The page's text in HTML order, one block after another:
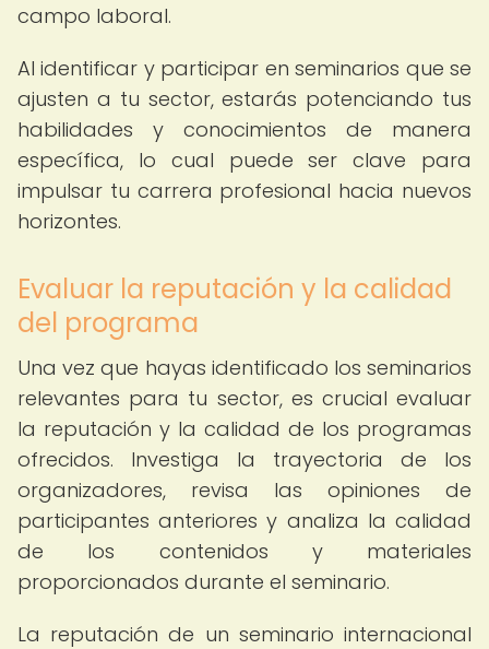
campo laboral.
Al identificar y participar en seminarios que se
ajusten a tu sector, estarás potenciando tus
habilidades y conocimientos de manera
específica, lo cual puede ser clave para
impulsar tu carrera profesional hacia nuevos
horizontes.
Evaluar la reputación y la calidad
del programa
Una vez que hayas identificado los seminarios
relevantes para tu sector, es crucial evaluar
la reputación y la calidad de los programas
ofrecidos. Investiga la trayectoria de los
organizadores, revisa las opiniones de
participantes anteriores y analiza la calidad
de los contenidos y materiales
proporcionados durante el seminario.
La reputación de un seminario internacional